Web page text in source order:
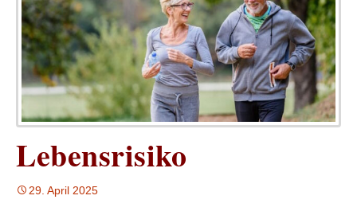
Lebensrisiko
29. April 2025